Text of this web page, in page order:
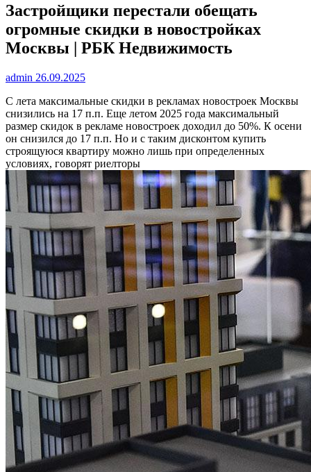
Застройщики перестали обещать
огромные скидки в новостройках
Москвы | РБК Недвижимость
admin 26.09.2025
С лета максимальные скидки в рекламах новостроек Москвы
снизились на 17 п.п. Еще летом 2025 года максимальный
размер скидок в рекламе новостроек доходил до 50%. К осени
он снизился до 17 п.п. Но и с таким дисконтом купить
строящуюся квартиру можно лишь при определенных
условиях, говорят риелторы